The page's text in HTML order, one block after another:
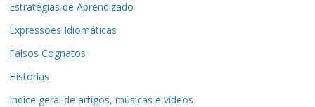
Estratégias de Aprendizado
Expressões Idiomáticas
Falsos Cognatos
Histórias
Indice geral de artigos, músicas e vídeos